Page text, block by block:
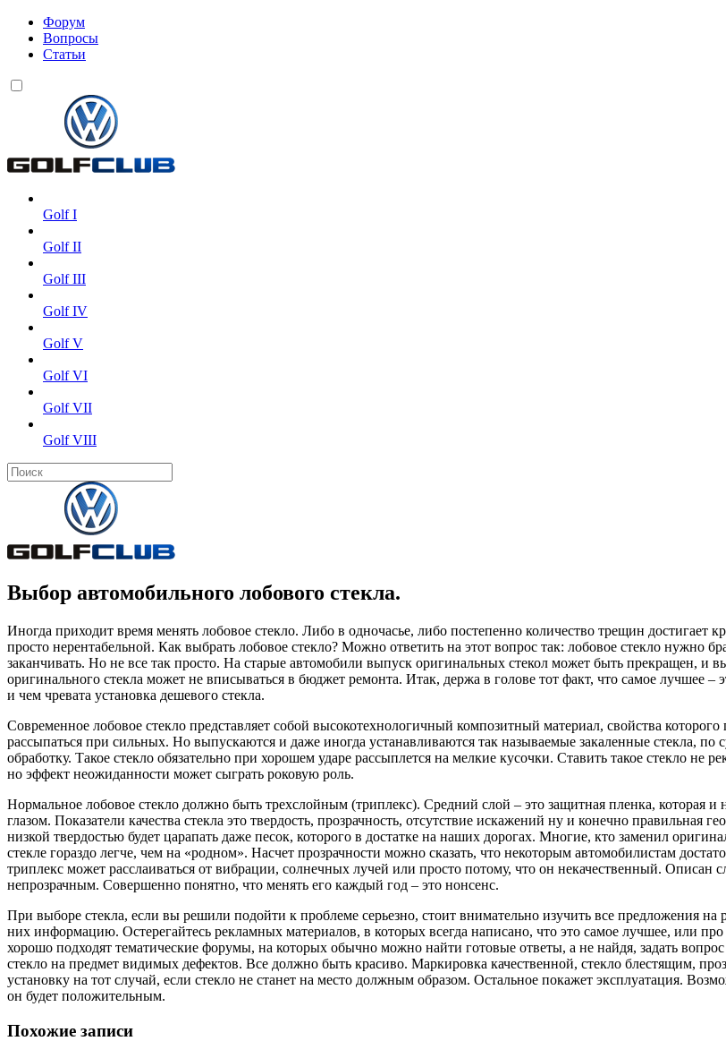
Форум
Вопросы
Статьи
Golf I
Golf II
Golf III
Golf IV
Golf V
Golf VI
Golf VII
Golf VIII
Выбор автомобильного лобового стекла.
Иногда приходит время менять лобовое стекло. Либо в одночасье, либо постепенно количество трещин достигает
просто нерентабельной. Как выбрать лобовое стекло? Можно ответить на этот вопрос так: лобовое стекло нужно
заканчивать. Но не все так просто. На старые автомобили выпуск оригинальных стекол может быть прекращен, и
оригинального стекла может не вписываться в бюджет ремонта. Итак, держа в голове тот факт, что самое лучшее –
и чем чревата установка дешевого стекла.
Современное лобовое стекло представляет собой высокотехнологичный композитный материал, свойства
рассыпаться при сильных. Но выпускаются и даже иногда устанавливаются так называемые закаленные стекла,
обработку. Такое стекло обязательно при хорошем ударе рассыплется на мелкие кусочки. Ставить такое стекло не
но эффект неожиданности может сыграть роковую роль.
Нормальное лобовое стекло должно быть трехслойным (триплекс). Средний слой – это защитная пленка, которая и
глазом. Показатели качества стекла это твердость, прозрачность, отсутствие искажений ну и конечно правильная
низкой твердостью будет царапать даже песок, которого в достатке на наших дорогах. Многие, кто заменил
стекле гораздо легче, чем на «родном». Насчет прозрачности можно сказать, что некоторым автомобилистам
триплекс может расслаиваться от вибрации, солнечных лучей или просто потому, что он некачественный. Описан
непрозрачным. Совершенно понятно, что менять его каждый год – это нонсенс.
При выборе стекла, если вы решили подойти к проблеме серьезно, стоит внимательно изучить все предложения
них информацию. Остерегайтесь рекламных материалов, в которых всегда написано, что это самое лучшее, или
хорошо подходят тематические форумы, на которых обычно можно найти готовые ответы, а не найдя, задать
стекло на предмет видимых дефектов. Все должно быть красиво. Маркировка качественной, стекло блестящим,
установку на тот случай, если стекло не станет на место должным образом. Остальное покажет эксплуатация.
он будет положительным.
Похожие записи